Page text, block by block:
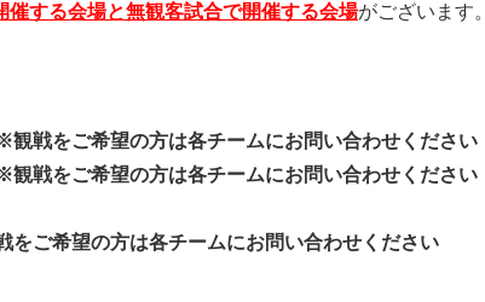
催する会場と無観客試合で開催する会場がございます。
観戦をご希望の方は各チームにお問い合わせください
観戦をご希望の方は各チームにお問い合わせください
をご希望の方は各チームにお問い合わせください